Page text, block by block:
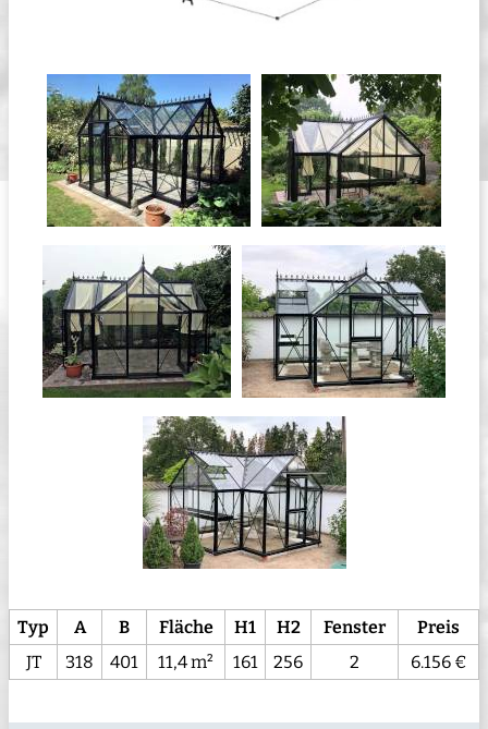
Typ A B Fläche H1 H2 Fenster
Preis
JT
318 401 11,4 m² 161 256 2 6.156 €